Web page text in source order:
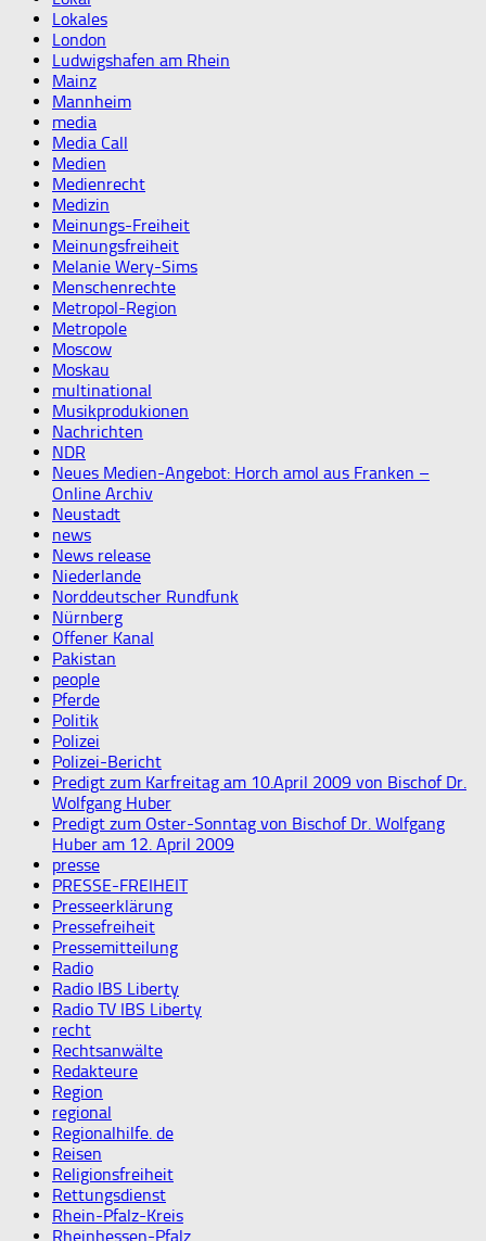
Lokales
London
Ludwigshafen am Rhein
Mainz
Mannheim
media
Media Call
Medien
Medienrecht
Medizin
Meinungs-Freiheit
Meinungsfreiheit
Melanie Wery-Sims
Menschenrechte
Metropol-Region
Metropole
Moscow
Moskau
multinational
Musikprodukionen
Nachrichten
NDR
Neues Medien-Angebot: Horch amol aus Franken –
Online Archiv
Neustadt
news
News release
Niederlande
Norddeutscher Rundfunk
Nürnberg
Offener Kanal
Pakistan
people
Pferde
Politik
Polizei
Polizei-Bericht
Predigt zum Karfreitag am 10.April 2009 von Bischof Dr.
Wolfgang Huber
Predigt zum Oster-Sonntag von Bischof Dr. Wolfgang
Huber am 12. April 2009
presse
PRESSE-FREIHEIT
Presseerklärung
Pressefreiheit
Pressemitteilung
Radio
Radio IBS Liberty
Radio TV IBS Liberty
recht
Rechtsanwälte
Redakteure
Region
regional
Regionalhilfe. de
Reisen
Religionsfreiheit
Rettungsdienst
Rhein-Pfalz-Kreis
Rheinhessen-Pfalz